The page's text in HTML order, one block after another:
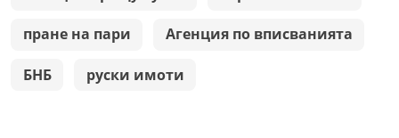
пране на пари Агенция по вписванията
БНБ руски имоти